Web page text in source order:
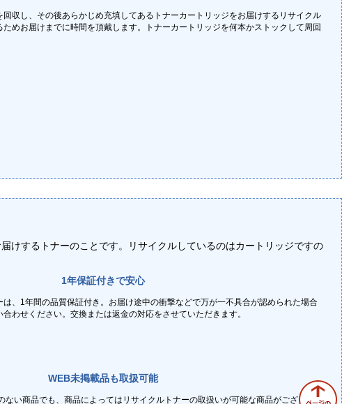
収し、その後あらかじめ充填してあるトナーカートリッジをお届けするリサイクル
ためお届けまでに時間を頂戴します。トナーカートリッジを何本かストックして周回
けするトナーのことです。リサイクルしているのはカートリッジですの
1年保証付きで安心
、1年間の品質保証付き。お届け途中の衝撃などで万が一不具合が認められた場合
わせください。交換または返金の対応をさせていただきます。
WEB未掲載品も取扱可能
ない商品でも、商品によってはリサイクルトナーの取扱いが可能な商品がございま